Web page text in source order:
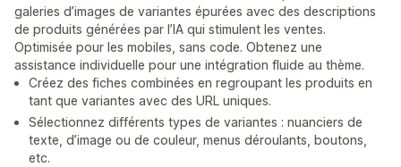
galeries d’images de variantes épurées avec des descriptions
de produits générées par l’IA qui stimulent les ventes.
Optimisée pour les mobiles, sans code. Obtenez une
assistance individuelle pour une intégration fluide au thème.
Créez des fiches combinées en regroupant les produits en
tant que variantes avec des URL uniques.
Sélectionnez différents types de variantes : nuanciers de
texte, d’image ou de couleur, menus déroulants, boutons,
etc.